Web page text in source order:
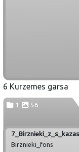
6 Kurzemes garsa
1 56
7_Birznieki_z_s_kazas
Birznieki_fons